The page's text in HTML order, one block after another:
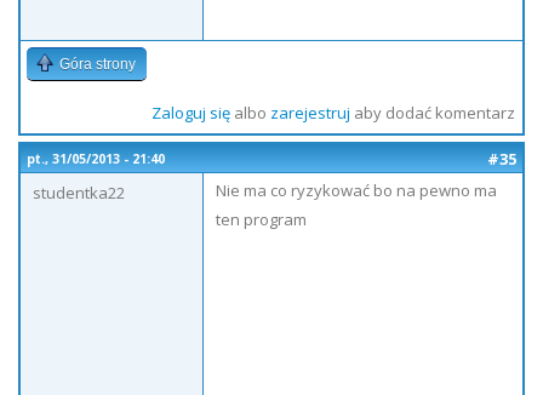
Góra strony
Zaloguj sięalbo zarejestruj aby dodać komentarz
pt., 31/05/2013 - 21:40
#35
studentka22
Nie ma co ryzykować bo na pewno ma
ten program